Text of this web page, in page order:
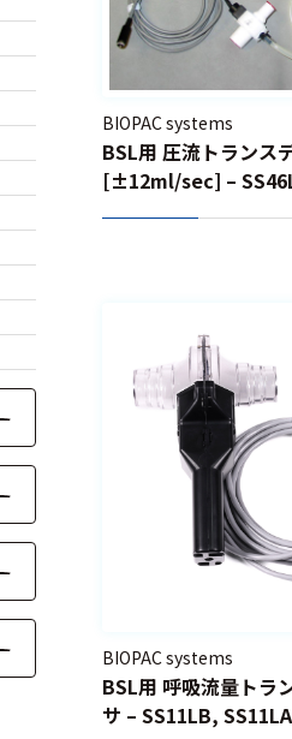
BIOPAC systems
BSL用 圧流トランス
[±12ml/sec] –
BIOPAC systems
BSL用 呼吸流量トラ
サ – SS11LB, SS11LA